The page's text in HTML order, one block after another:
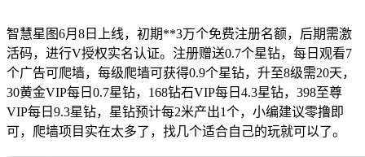
智慧星图6月8日上线，初期**3万个免费注册名额，后期需激
活码，进行V授权实名认证。注册赠送0.7个星钻，每日观看7
个广告可爬墙，每级爬墙可获得0.9个星钻，升至8级需20天，
30黄金VIP每日0.7星钻，168钻石VIP每日4.3星钻，398至尊
VIP每日9.3星钻，星钻预计每2米产出1个，小编建议零撸即
可，爬墙项目实在太多了，找几个适合自己的玩就可以了。